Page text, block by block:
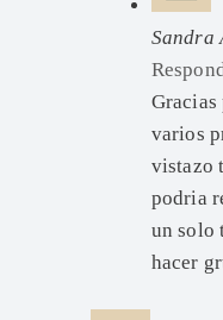
Sandra
Gracias
varios
vistazo
podria
un solo
hacer